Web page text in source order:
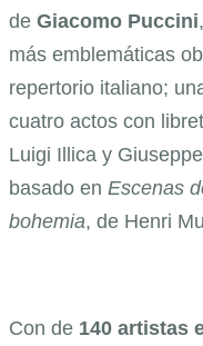
de Giacomo Puccini
más emblemáticas
repertorio italiano;
cuatro actos con
Luigi Illica y
basado en Escenas
bohemia, de Henri
Con de 140 artistas